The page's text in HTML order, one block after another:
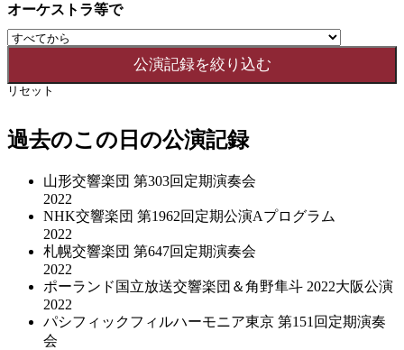
オーケストラ等で
リセット
過去のこの日の公演記録
山形交響楽団 第303回定期演奏会
2022
NHK交響楽団 第1962回定期公演Aプログラム
2022
札幌交響楽団 第647回定期演奏会
2022
ポーランド国立放送交響楽団＆角野隼斗 2022大阪公演
2022
パシフィックフィルハーモニア東京 第151回定期演奏
会